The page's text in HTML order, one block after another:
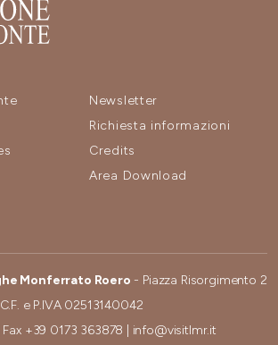
Newsletter
Richiesta informazioni
Credits
Area Download
Monferrato Roero - Piazza Risorgimento 2
e P.IVA 02513140042
| Fax +39 0173 363878 info@visitlmr.it